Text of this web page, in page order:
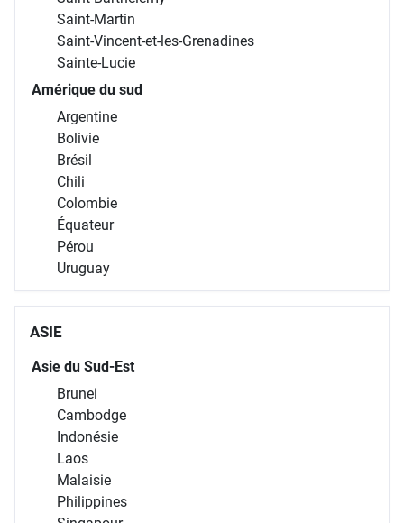
Saint-Martin
Saint-Vincent-et-les-Grenadines
Sainte-Lucie
Amérique du sud
Argentine
Bolivie
Brésil
Chili
Colombie
Équateur
Pérou
Uruguay
ASIE
Asie du Sud-Est
Brunei
Cambodge
Indonésie
Laos
Malaisie
Philippines